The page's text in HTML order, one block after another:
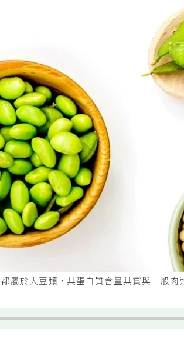
屬於大豆類，其蛋白質含量其實與一般肉